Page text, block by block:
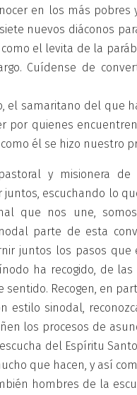
en los más pobres
nuevos diáconos
el levita de la
Cuídense de
el samaritano del que
por quienes
él se hizo nuestro
y misionera
escuchando lo
que nos une,
parte de esta
juntos los pasos que
ha recogido, de
Recogen, en
estilo sinodal,
los procesos de
del Espíritu
que hacen, y así
hombres de la